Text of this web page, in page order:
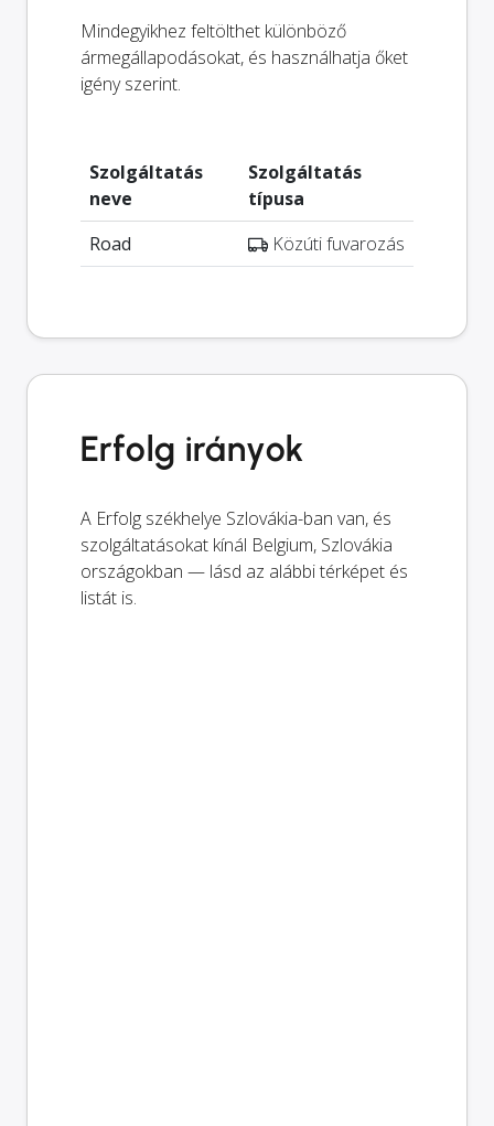
Mindegyikhez feltölthet különböző
ármegállapodásokat, és használhatja őket
igény szerint.
Szolgáltatás
neve
Szolgáltatás
típusa
Road
Közúti fuvarozás
Erfolg irányok
A Erfolg székhelye Szlovákia-ban van, és
szolgáltatásokat kínál Belgium, Szlovákia
országokban — lásd az alábbi térképet és
listát is.